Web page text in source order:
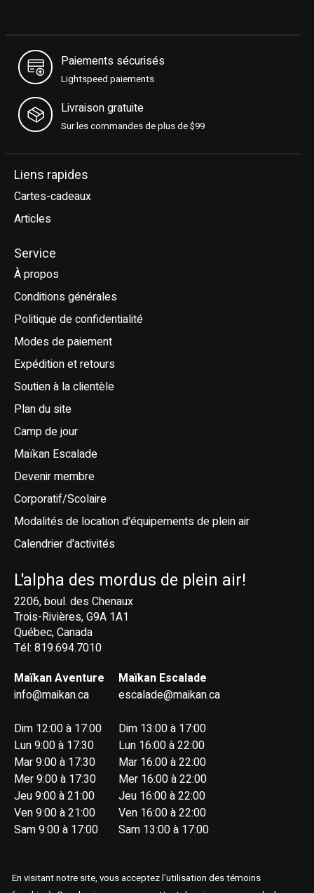
Paiements sécurisés
Lightspeed paiements
Livraison gratuite
Sur les commandes de plus de $99
Liens rapides
Cartes-cadeaux
Articles
Service
À propos
Conditions générales
Politique de confidentialité
Modes de paiement
Expédition et retours
Soutien à la clientèle
Plan du site
Camp de jour
Maïkan Escalade
Devenir membre
Corporatif/Scolaire
Modalités de location d'équipements de plein air
Calendrier d'activités
L'alpha des mordus de plein air!
2206, boul. des Chenaux
Trois-Rivières, G9A 1A1
Québec, Canada
Tél: 819.694.7010
Maïkan Aventure
info@maikan.ca
Dim 12:00 à 17:00
Lun 9:00 à 17:30
Mar 9:00 à 17:30
Mer 9:00 à 17:30
Jeu 9:00 à 21:00
Ven 9:00 à 21:00
Sam 9:00 à 17:00
Maïkan Escalade
escalade@maikan.ca
Dim 13:00 à 17:00
Lun 16:00 à 22:00
Mar 16:00 à 22:00
Mer 16:00 à 22:00
Jeu 16:00 à 22:00
Ven 16:00 à 22:00
Sam 13:00 à 17:00
En visitant notre site, vous acceptez l'utilisation des témoins